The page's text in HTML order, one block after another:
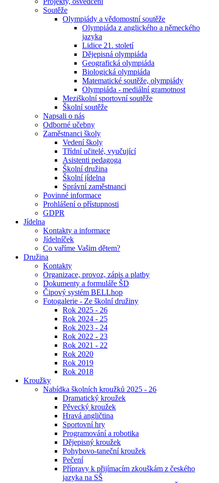
Soutěže
Olympiády a vědomostní soutěže
Olympiáda z anglického a německého
jazyka
Lidice 21. století
Dějepisná olympiáda
Geografická olympiáda
Biologická olympiáda
Matematické soutěže, olympiády
Olympiáda - mediální gramotnost
Meziškolní sportovní soutěže
Školní soutěže
Napsali o nás
Odborné učebny
Zaměstnanci školy
Vedení školy
Třídní učitelé, vyučující
Asistenti pedagoga
Školní družina
Školní jídelna
Správní zaměstnanci
Povinné informace
Prohlášení o přístupnosti
GDPR
Jídelna
Kontakty a informace
Jídelníček
Co vaříme Vašim dětem?
Družina
Kontakty
Organizace, provoz, zápis a platby
Dokumenty a formuláře ŠD
Čipový systém BELLhop
Fotogalerie - Ze školní družiny
Rok 2025 - 26
Rok 2024 - 25
Rok 2023 - 24
Rok 2022 - 23
Rok 2021 - 22
Rok 2020
Rok 2019
Rok 2018
Kroužky
Nabídka školních kroužků 2025 - 26
Dramatický kroužek
Pěvecký kroužek
Hravá angličtina
Sportovní hry
Programování a robotika
Dějepisný kroužek
Pohybovo-taneční kroužek
Pečení
Přípravy k přijímacím zkouškám z českého
jazyka na SŠ